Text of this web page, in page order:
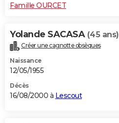
Famille OURCET
Yolande SACASA (45 ans)
Créer une cagnotte obsèques
Naissance
12/05/1955
Décès
16/08/2000 à Lescout